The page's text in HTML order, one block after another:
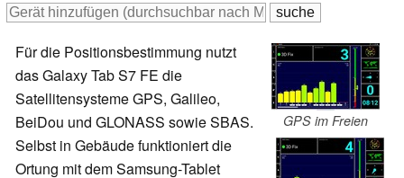
GPS im Freien
Für die Positionsbestimmung nutzt
das Galaxy Tab S7 FE die
Satellitensysteme GPS, Galileo,
BeiDou und GLONASS sowie SBAS.
Selbst in Gebäude funktioniert die
Ortung mit dem Samsung-Tablet